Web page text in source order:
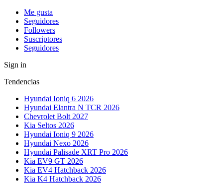
Me gusta
Seguidores
Followers
Suscriptores
Seguidores
Sign in
Tendencias
Hyundai Ioniq 6 2026
Hyundai Elantra N TCR 2026
Chevrolet Bolt 2027
Kia Seltos 2026
Hyundai Ioniq 9 2026
Hyundai Nexo 2026
Hyundai Palisade XRT Pro 2026
Kia EV9 GT 2026
Kia EV4 Hatchback 2026
Kia K4 Hatchback 2026